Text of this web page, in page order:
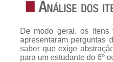
De modo geral, os itens
apresentaram perguntas
saber que exige
para um estudante do 6º